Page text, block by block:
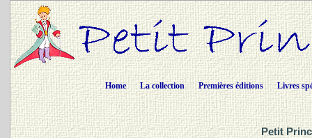
Home La collection Premières éditions Livres
Petit